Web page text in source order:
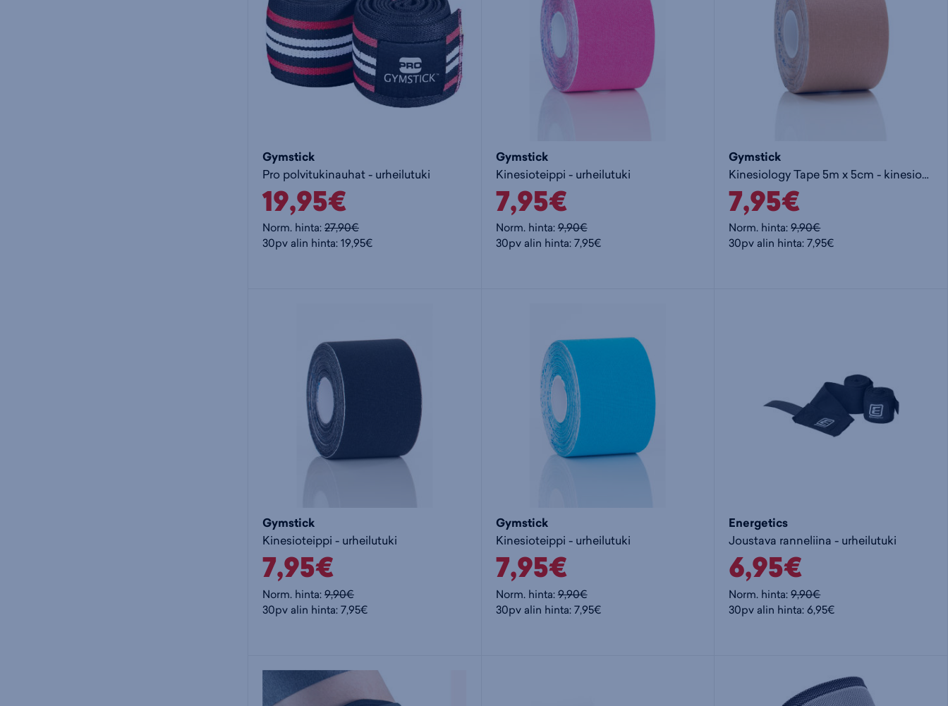
Gymstick
Pro polvitukinauhat - urheilutuki
19,95€
Norm. hinta:27,90€
30pv alin hinta: 19,95€
Gymstick
Kinesioteippi - urheilutuki
7,95€
Norm. hinta:9,90€
30pv alin hinta: 7,95€
Gymstick
Kinesiology Tape 5m x 5cm - kinesioteippi
7,95€
Norm. hinta:9,90€
30pv alin hinta: 7,95€
Gymstick
Kinesioteippi - urheilutuki
7,95€
Norm. hinta:9,90€
30pv alin hinta: 7,95€
Gymstick
Kinesioteippi - urheilutuki
7,95€
Norm. hinta:9,90€
30pv alin hinta: 7,95€
Energetics
Joustava ranneliina - urheilutuki
6,95€
Norm. hinta:9,90€
30pv alin hinta: 6,95€